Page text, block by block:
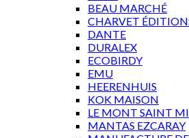
BEAU MARCHÉ
CHARVET
DANTE
DURALEX
ECOBIRDY
EMU
HEERENHUIS
KOK MAISON
LE MONT SAINT
MANTAS EZCARAY